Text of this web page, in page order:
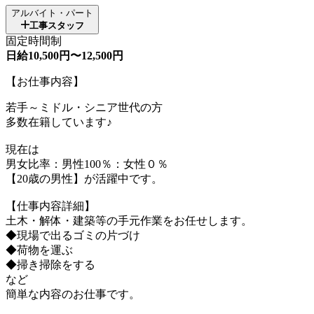
アルバイト・パート
工事スタッフ
固定時間制
日給10,500円〜12,500円
【お仕事内容】
若手～ミドル・シニア世代の方
多数在籍しています♪
現在は
男女比率：男性100％：女性０％
【20歳の男性】が活躍中です。
【仕事内容詳細】
土木・解体・建築等の手元作業をお任せします。
◆現場で出るゴミの片づけ
◆荷物を運ぶ
◆掃き掃除をする
など
簡単な内容のお仕事です。